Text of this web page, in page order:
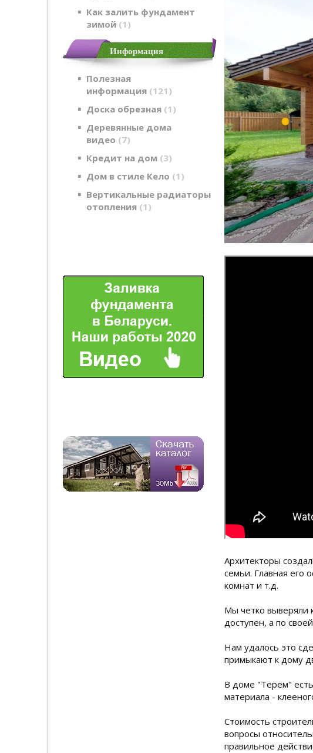
Как залить фундамент
зимой 1
Информация
Полезная
информация 121
Доска обрезная 1
Деревянные дома
видео 7
Кредит на дом 3
Дом в стиле Кело 1
Вертикальные радиаторы
отопления 1
Архитекторы
семьи. Главная его
комнат и т.д.
Мы четко выверяли
доступен, а по
Нам удалось это
примыкают к дому
В доме "Терем"
материала -
Стоимость
вопросы
правильное